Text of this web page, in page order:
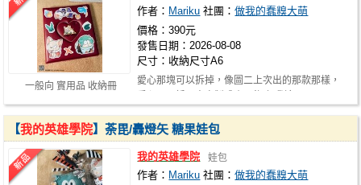
一般向 實用品 收納冊
作者： Mariku 社團：做我的蠢糗大萌
價格：390元
發售日期：2026-08-08
尺寸：收納尺寸A6
愛心那塊可以拆掉，像圖二上次出的那款那樣，
【我的英雄學院】荼毘/轟燈矢 糖果娃包
我的英雄學院 娃包
作者： Mariku 社團：做我的蠢糗大萌